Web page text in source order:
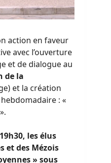
action en faveur
avec l’ouverture
et de dialogue au
de la
et la création
: «
les élus
et des Mézois
» sous